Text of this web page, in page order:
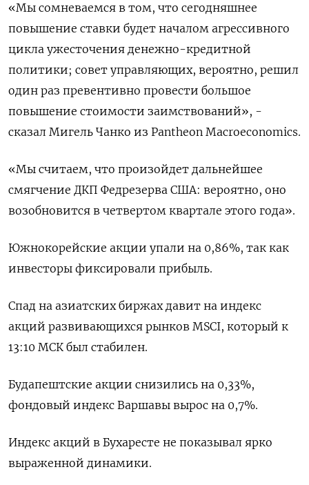
«Мы сомневаемся в том, что сегодняшнее
повышение ‌ставки будет началом агрессивного
цикла ужесточения денежно-кредитной
политики; совет управляющих, вероятно, решил
один раз превентивно провести ​большое
повышение стоимости заимствований», -
сказал Мигель Чанко из Pantheon Macroeconomics.
«Мы считаем, что произойдет ‌дальнейшее
смягчение ДКП Федрезерва США: вероятно, оно
возобновится в четвертом квартале этого года».
Южнокорейские акции упали на 0,86%, так как
инвесторы фиксировали прибыль.
Спад на азиатских биржах давит на индекс ​
акций развивающихся рынков MSCI, который ​к
13:10 МСК ‌был стабилен.
Будапештские акции снизились на 0,33%,
фондовый индекс Варшавы вырос на 0,7%.
Индекс акций в Бухаресте ​не показывал ярко
выраженной динамики.